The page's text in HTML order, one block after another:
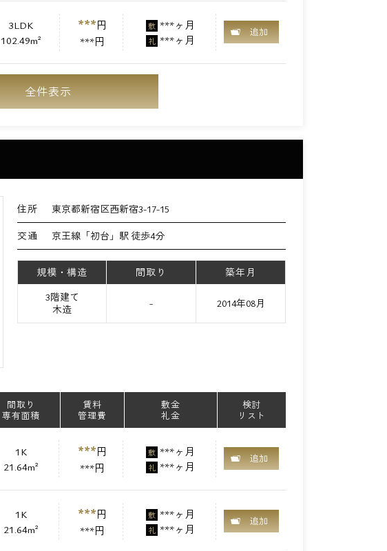
3LDK
102.49m²
***円
***円
敷 ***ヶ月
礼 ***ヶ月
追加
全件表示
住所 東京都新宿区西新宿3-17-15
交通 京王線「初台」駅 徒歩4分
規模・構造 間取り
築年月
3階建て
木造
- 2014年08月
間取り
専有面積
賃料
管理費
敷金
礼金
検討
リスト
1K
21.64m²
***円
***円
敷 ***ヶ月
礼 ***ヶ月
追加
1K
21.64m²
***円
***円
敷 ***ヶ月
礼 ***ヶ月
追加